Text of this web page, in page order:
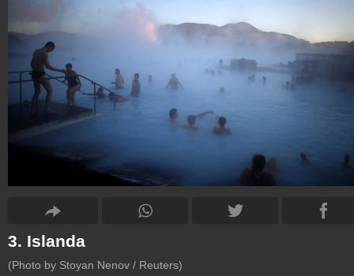
3. Islanda
(Photo by Stoyan Nenov / Reuters)